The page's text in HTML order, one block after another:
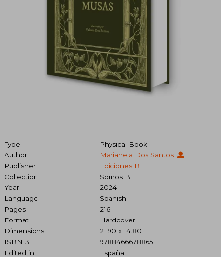
Type
Physical Book
Author
Marianela Dos Santos
Publisher
Ediciones B
Collection
Somos B
Year
2024
Language
Spanish
Pages
216
Format
Hardcover
Dimensions
21.90 x 14.80
ISBN13
9788466678865
Edited in
España